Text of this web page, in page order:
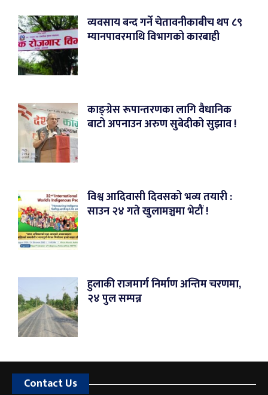
व्यवसाय बन्द गर्ने चेतावनीकाबीच थप ८९
म्यानपावरमाथि विभागको कारबाही
काङ्ग्रेस रूपान्तरणका लागि वैधानिक
बाटो अपनाउन अरुण सुबेदीको सुझाव !
विश्व आदिवासी दिवसको भव्य तयारी :
साउन २४ गते खुलामञ्चमा भेटौं !
हुलाकी राजमार्ग निर्माण अन्तिम चरणमा,
२४ पुल सम्पन्न
Contact Us